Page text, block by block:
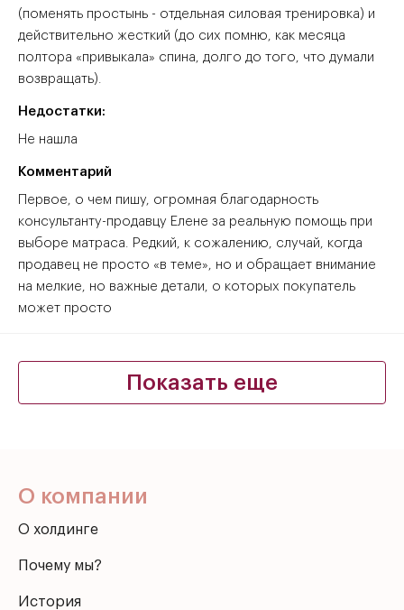
(поменять простынь - отдельная силовая тренировка) и
действительно жесткий (до сих помню, как месяца
полтора «привыкала» спина, долго до того, что думали
возвращать).
Недостатки:
Не нашла
Комментарий
Первое, о чем пишу, огромная благодарность
консультанту-продавцу Елене за реальную помощь при
выборе матраса. Редкий, к сожалению, случай, когда
продавец не просто «в теме», но и обращает внимание
на мелкие, но важные детали, о которых покупатель
может просто
О компании
О холдинге
Почему мы?
История